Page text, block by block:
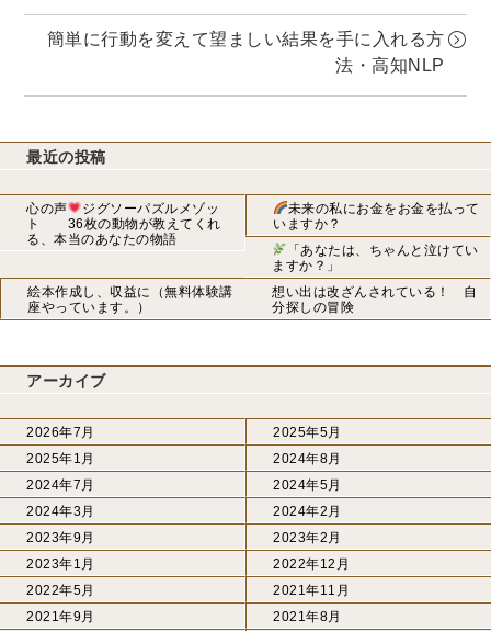
簡単に行動を変えて望ましい結果を手に入れる方
法・高知NLP
最近の投稿
心の声
ジグソーパズルメゾッ
ト 36枚の動物が教えてくれ
る、本当のあなたの物語
未来の私にお金をお金を払って
いますか？
「あなたは、ちゃんと泣けてい
ますか？」
絵本作成し、収益に（無料体験講
座やっています。）
想い出は改ざんされている！ 自
分探しの冒険
アーカイブ
2026年7月
2025年5月
2025年1月
2024年8月
2024年7月
2024年5月
2024年3月
2024年2月
2023年9月
2023年2月
2023年1月
2022年12月
2022年5月
2021年11月
2021年9月
2021年8月